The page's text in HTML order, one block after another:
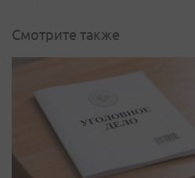
Смотрите также